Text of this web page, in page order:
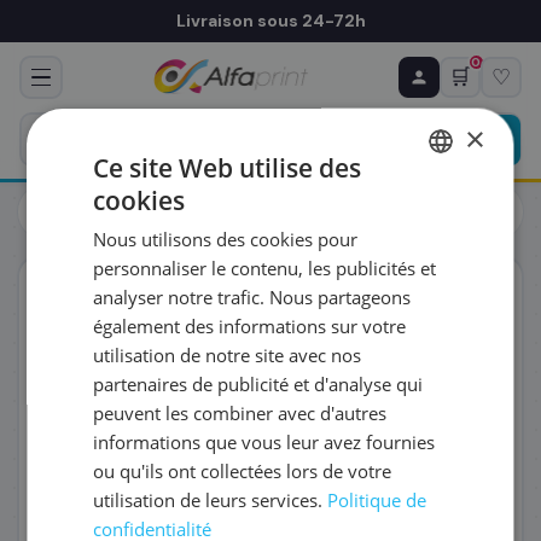
Livraison sous 24-72h
🛒
0
♡
Cartouches
HP
ORIGINAL
♻ COMMANDE RÉCURRENTE
Prévoyez & économisez
Programmez votre prochain achat — notre équipe
vous prépare un devis personnalisé
RÉFÉRENCE DU PRODUIT
FRÉQUENCE
QUANTITÉ PAR LIVRAISON
DATE DE PREMIÈRE LIVRAISON SOUHAITÉE
×
Ce site Web utilise des
cookies
Nous utilisons des cookies pour
personnaliser le contenu, les publicités et
analyser notre trafic. Nous partageons
également des informations sur votre
utilisation de notre site avec nos
partenaires de publicité et d'analyse qui
peuvent les combiner avec d'autres
informations que vous leur avez fournies
ou qu'ils ont collectées lors de votre
utilisation de leurs services. Politique de
confidentialité